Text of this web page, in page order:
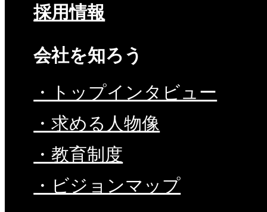
採用情報
会社を知ろう
・トップインタビュー
・求める人物像
・教育制度
・ビジョンマップ